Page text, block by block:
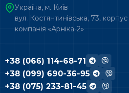
Україна, м. Київ
вул. Костянтинівська, 73,
компанія «Арніка-2»
+38 (066) 114-68-71
+38 (099) 690-36-95
+38 (075) 233-81-45